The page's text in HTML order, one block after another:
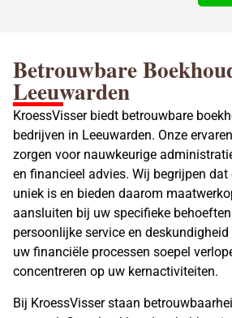
Betrouwbare
Leeuwarden
KroessVisser biedt betrouwbare
bedrijven in Leeuwarden. Onze
zorgen voor nauwkeurige
en financieel advies. Wij begrijpen dat
uniek is en bieden daarom
aansluiten bij uw specifieke
persoonlijke service en
uw financiële processen soepel
concentreren op uw kernactiviteiten.
Bij KroessVisser staan